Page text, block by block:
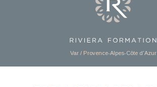
Var / Provence-Alpes-Côte d'Azur